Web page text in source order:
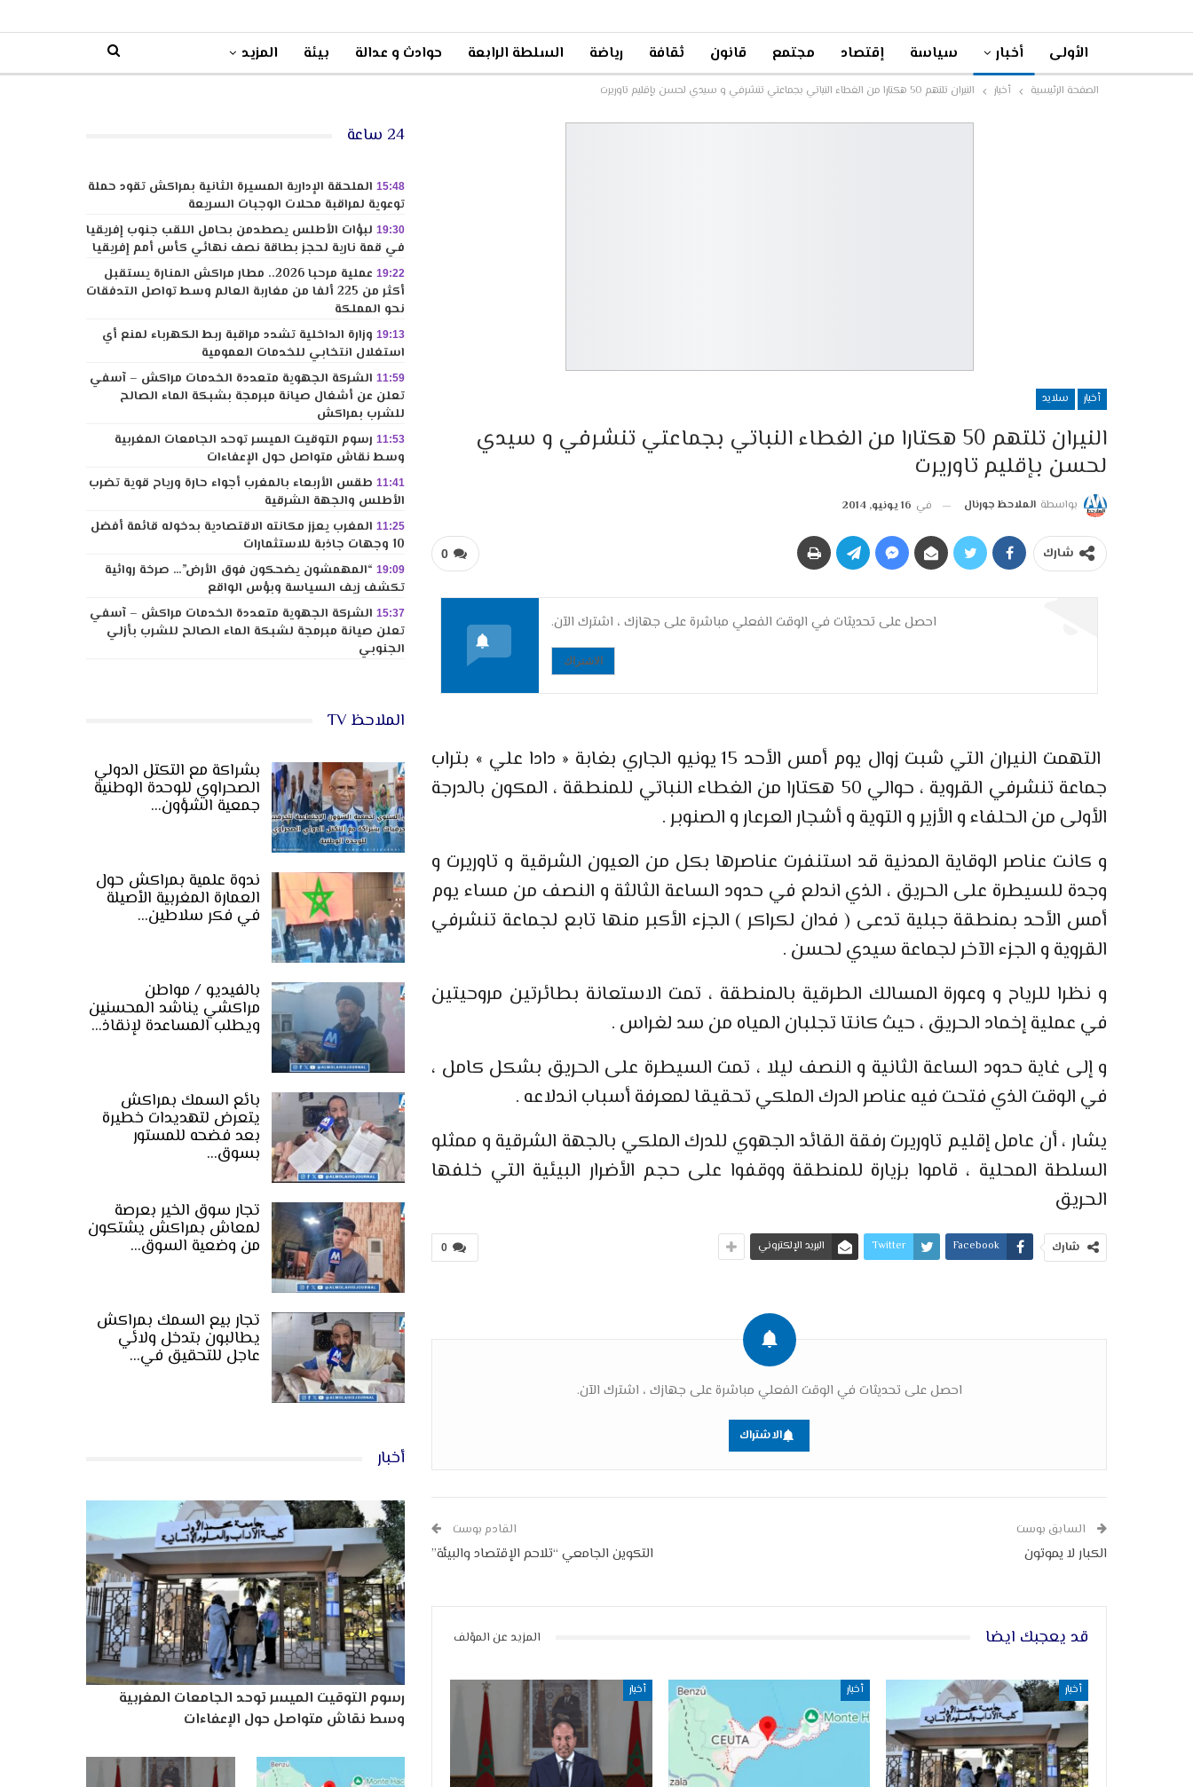
الأولى أخبار سياسة إقتصاد مجتمع قانون ثقافة رياضة السلطة الرابعة حوادث و عدالة بيئة المزيد
الصفحة الرئيسية أخبار النيران تلتهم 50 هكتارا من الغطاء النباتي بجماعتي تنشرفي و سيدي لحسن بإقليم تاوريرت
أخبار سلايد
النيران تلتهم 50 هكتارا من الغطاء النباتي بجماعتي تنشرفي و سيدي
لحسن بإقليم تاوريرت
بواسطة الملاحظ جورنال في 16 يونيو, 2014
0 شارك
احصل على تحديثات في الوقت الفعلي مباشرة على جهازك ، اشترك الآن.
الاشتراك
التهمت النيران التي شبت زوال يوم أمس الأحد 15 يونيو الجاري بغابة « دادا علي » بتراب
جماعة تنشرفي القروية ، حوالي 50 هكتارا من الغطاء النباتي للمنطقة ، المكون بالدرجة
الأولى من الحلفاء و الأزير و التوية و أشجار العرعار و الصنوبر .
و كانت عناصر الوقاية المدنية قد استنفرت عناصرها بكل من العيون الشرقية و تاوريرت و
وجدة للسيطرة على الحريق ، الذي اندلع في حدود الساعة الثالثة و النصف من مساء يوم
أمس الأحد بمنطقة جبلية تدعى ( فدان لكراكر ) الجزء الأكبر منها تابع لجماعة تنشرفي
القروية و الجزء الآخر لجماعة سيدي لحسن .
و نظرا للرياح و وعورة المسالك الطرقية بالمنطقة ، تمت الاستعانة بطائرتين مروحيتين
في عملية إخماد الحريق ، حيث كانتا تجلبان المياه من سد لغراس .
و إلى غاية حدود الساعة الثانية و النصف ليلا ، تمت السيطرة على الحريق بشكل كامل ،
في الوقت الذي فتحت فيه عناصر الدرك الملكي تحقيقا لمعرفة أسباب اندلاعه .
يشار ، أن عامل إقليم تاوريرت رفقة القائد الجهوي للدرك الملكي بالجهة الشرقية و ممثلو
السلطة المحلية ، قاموا بزيارة للمنطقة ووقفوا على حجم الأضرار البيئية التي خلفها
الحريق
0 شارك Facebook
Twitter البريد الإلكتروني
احصل على تحديثات في الوقت الفعلي مباشرة على جهازك ، اشترك الآن.
الاشتراك
السابق بوست
الكبار لا يموتون
القادم بوست
التكوين الجامعي “تلاحم الإقتصاد والبيئة”
قد يعجبك ايضا المزيد عن المؤلف
أخبار أخبار أخبار
24 ساعة
15:48 الملحقة الإدارية المسيرة الثانية بمراكش تقود حملة
توعوية لمراقبة محلات الوجبات السريعة
19:30 لبؤات الأطلس يصطدمن بحامل اللقب جنوب إفريقيا
في قمة نارية لحجز بطاقة نصف نهائي كأس أمم إفريقيا
19:22
عملية مرحبا 2026.. مطار مراكش المنارة يستقبل
أكثر من 225 ألفا من مغاربة العالم وسط تواصل التدفقات
نحو المملكة
19:13 وزارة الداخلية تشدد مراقبة ربط الكهرباء لمنع أي
استغلال انتخابي للخدمات العمومية
11:59 الشركة الجهوية متعددة الخدمات مراكش – آسفي
تعلن عن أشغال صيانة مبرمجة بشبكة الماء الصالح
للشرب بمراكش
11:53 رسوم التوقيت الميسر توحد الجامعات المغربية
وسط نقاش متواصل حول الإعفاءات
11:41 طقس الأربعاء بالمغرب أجواء حارة ورياح قوية تضرب
الأطلس والجهة الشرقية
11:25 المغرب يعزز مكانته الاقتصادية بدخوله قائمة أفضل
10 وجهات جاذبة للاستثمارات
19:09 “المهمشون يضحكون فوق الأرض”… صرخة روائية
تكشف زيف السياسة وبؤس الواقع
15:37 الشركة الجهوية متعددة الخدمات مراكش – آسفي
تعلن صيانة مبرمجة لشبكة الماء الصالح للشرب بأزلي
الجنوبي
الملاحظ TV
بشراكة مع التكتل الدولي
الصحراوي للوحدة الوطنية
جمعية الشؤون…
ندوة علمية بمراكش حول
العمارة المغربية الأصيلة
في فكر سلاطين…
بالفيديو / مواطن
مراكشي يناشد المحسنين
ويطلب المساعدة لإنقاذ…
بائع السمك بمراكش
يتعرض لتهديدات خطيرة
بعد فضحه للمستور
بسوق…
تجار سوق الخير بعرصة
لمعاش بمراكش يشتكون
من وضعية السوق…
تجار بيع السمك بمراكش
يطالبون بتدخل ولائي
عاجل للتحقيق في…
أخبار
رسوم التوقيت الميسر توحد الجامعات المغربية
وسط نقاش متواصل حول الإعفاءات